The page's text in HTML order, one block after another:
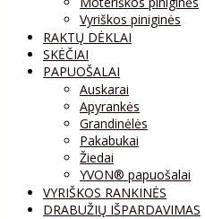
Vyriškos piniginės
RAKTŲ DĖKLAI
SKĖČIAI
PAPUOŠALAI
Auskarai
Apyrankės
Grandinėlės
Pakabukai
Žiedai
YVON® papuošalai
VYRIŠKOS RANKINĖS
DRABUŽIŲ IŠPARDAVIMAS